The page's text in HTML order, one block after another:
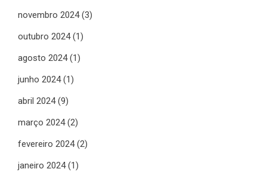
novembro 2024(3)
outubro 2024(1)
agosto 2024(1)
junho 2024(1)
abril 2024(9)
março 2024(2)
fevereiro 2024(2)
janeiro 2024(1)